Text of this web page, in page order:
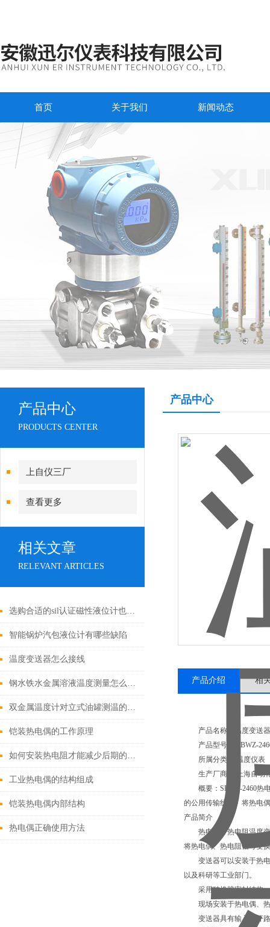
首页 关于我们 新闻动态
产品中心
PRODUCTS CENTER
上自仪三厂
查看更多
相关文章
RELEVANT ARTICLES
选购合适的sil认证磁性液位计也是一个技术活，这些因素一定要考虑！
智能锅炉汽包液位计有哪些缺陷
温度变送器怎么接线
钢水铁水金属溶液温度测量怎么选热电偶
双金属温度计对立式油罐测温的优缺点
铠装热电偶的工作原理
如何安装热电阻才能减少后期的维修率
工业热电偶的结构组成
铠装热电偶内部结构
热电偶正确使用方法
产品中心
产品介绍 相
产品名称：温度变送器
产品型号： SBWZ-
所属分类： 温度仪表
生产厂商： 上海自动
概要：SBWZ-2460热电
的公用传输线）。将热电
产品简介
热电偶、热电阻温度变
将热电偶、热电阻信号变
变送器可以安装于热电
以及科研等工业部门。
采用硅橡胶密封结构、
现场安装于热电偶、热
变送器具有输入端开路